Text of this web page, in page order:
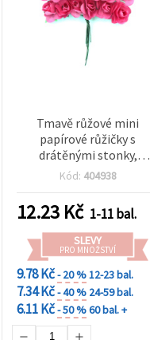
Tmavě růžové mini
papírové růžičky s
drátěnými stonky,
hlavičky 20 mm, balení 12
scrapbooking, výrobu
přání a DIY květinové
dekorace
Kód: 404938
12.23 Kč 1-11 bal.
SLEVY
PRO MNOŽSTVÍ
9.78 Kč- 20 %12-23 bal.
7.34 Kč- 40 % 24-59 bal.
6.11 Kč- 50 %60 bal. +